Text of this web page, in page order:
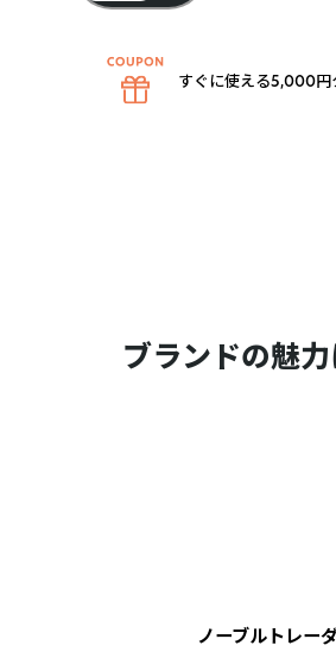
ブランドの魅
ノーブルトレー
すぐに使える5,000円